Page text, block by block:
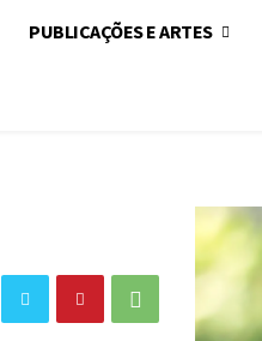
PUBLICAÇÕES E ARTES